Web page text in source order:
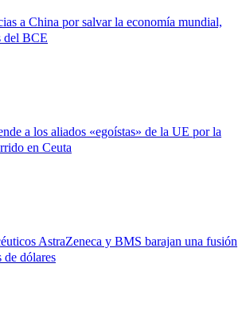
a China por salvar la economía mundial,
del BCE
a los aliados «egoístas» de la UE por la
en Ceuta
AstraZeneca y BMS barajan una fusión
de dólares